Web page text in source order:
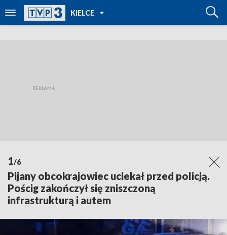
KIELCE
TVP REGIONY
1/6
Pijany obcokrajowiec uciekał przed policją.
Pościg zakończył się zniszczoną
infrastrukturą i autem